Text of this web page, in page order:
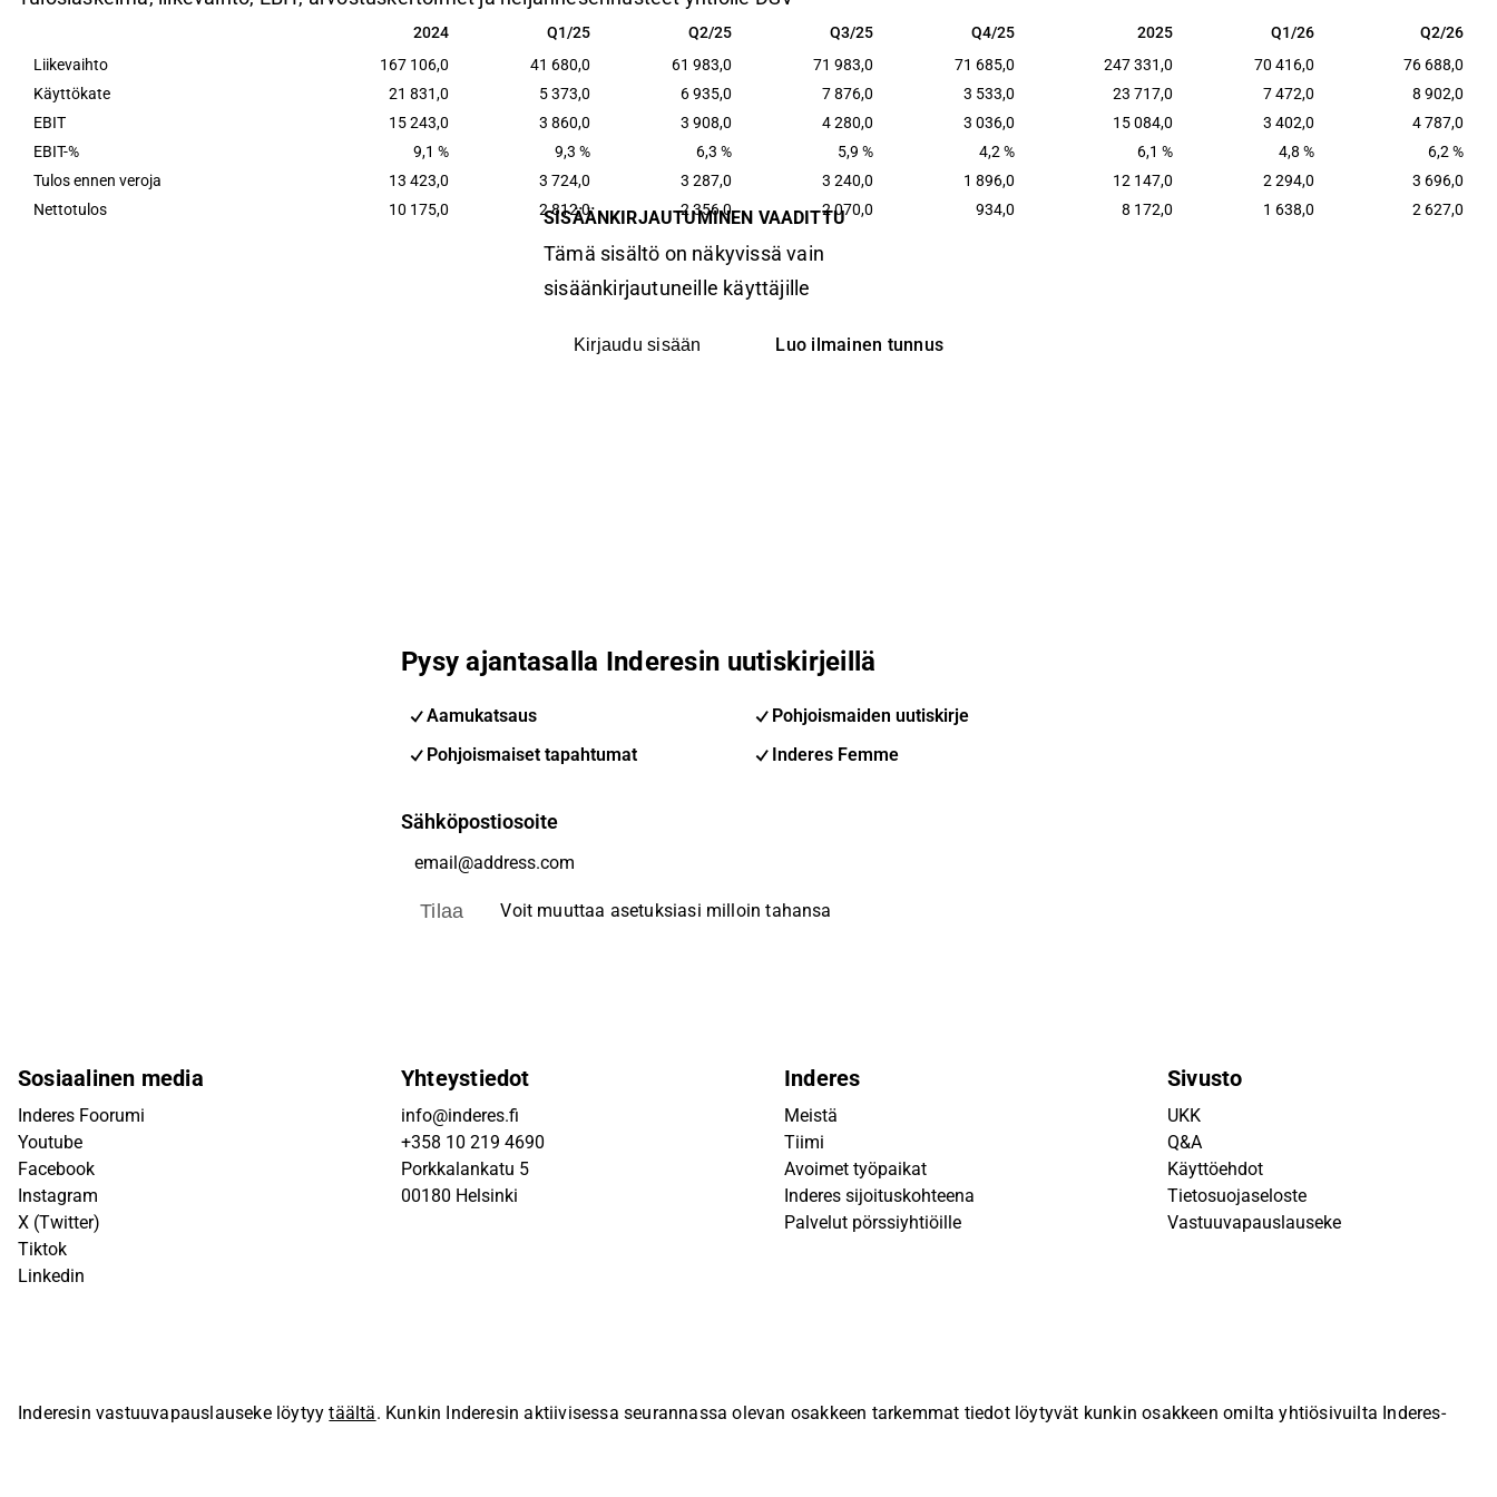
2024 Q1/25 Q2/25 Q3/25 Q4/25 2025 Q1/26 Q2/26
2024 Q1/25 Q2/25 Q3/25 Q4/25 2025 Q1/26
Q2/26
Liikevaihto
167 106,0 41 680,0 61 983,0 71 983,0 71 685,0 247 331,0 70 416,0
76 688,0
Käyttökate
21 831,0 5 373,0 6 935,0 7 876,0 3 533,0 23 717,0 7 472,0
8 902,0
EBIT
15 243,0 3 860,0 3 908,0 4 280,0 3 036,0 15 084,0 3 402,0
4 787,0
EBIT-%
9,1 % 9,3 % 6,3 % 5,9 % 4,2 % 6,1 % 4,8 %
6,2 %
Tulos ennen veroja
13 423,0 3 724,0 3 287,0 3 240,0 1 896,0 12 147,0 2 294,0
3 696,0
Nettotulos
10 175,0 2 812,0 2 356,0 2 070,0 934,0 8 172,0 1 638,0 2 627,0
SISÄÄNKIRJAUTUMINEN VAADITTU
Tämä sisältö on näkyvissä vain
sisäänkirjautuneille käyttäjille
Kirjaudu sisään Luo ilmainen tunnus
Pysy ajantasalla Inderesin uutiskirjeillä
Aamukatsaus
Pohjoismaiden uutiskirje
Pohjoismaiset tapahtumat
Inderes Femme
Sähköpostiosoite
Tilaa Voit muuttaa asetuksiasi milloin tahansa
Sosiaalinen media
Inderes Foorumi
Youtube
Facebook
Instagram
X (Twitter)
Tiktok
Linkedin
Yhteystiedot
info@inderes.fi
+358 10 219 4690
Porkkalankatu 5
00180 Helsinki
Inderes
Meistä
Tiimi
Avoimet työpaikat
Inderes sijoituskohteena
Palvelut pörssiyhtiöille
Sivusto
UKK
Q&A
Käyttöehdot
Tietosuojaseloste
Vastuuvapauslauseke
Inderesin vastuuvapauslauseke löytyytäältä. Kunkin Inderesin aktiivisessa seurannassa olevan osakkeen tarkemmat tiedot löytyvät kunkin osakkeen omilta yhtiösivuilta Inderes-